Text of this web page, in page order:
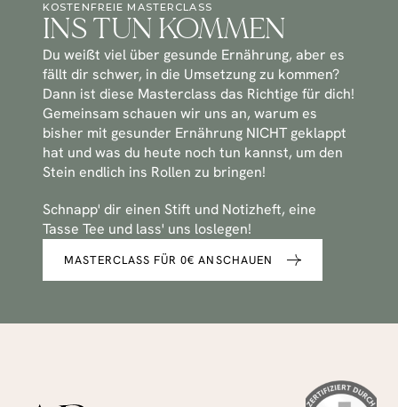
KOSTENFREIE MASTERCLASS
INS TUN KOMMEN
Du weißt viel über gesunde Ernährung, aber es
fällt dir schwer, in die Umsetzung zu kommen?
Dann ist diese Masterclass das Richtige für dich!
Gemeinsam schauen wir uns an, warum es
bisher mit gesunder Ernährung NICHT geklappt
hat und was du heute noch tun kannst, um den
Stein endlich ins Rollen zu bringen!
Schnapp' dir einen Stift und Notizheft, eine
Tasse Tee und lass' uns loslegen!
MASTERCLASS FÜR 0€ ANSCHAUEN